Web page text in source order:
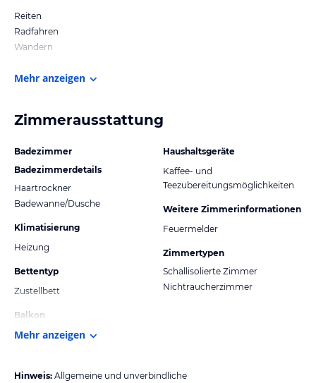
Reiten
Radfahren
Wandern
Mehr anzeigen
Zimmerausstattung
Badezimmer
Badezimmerdetails
Haartrockner
Badewanne/Dusche
Klimatisierung
Heizung
Bettentyp
Zustellbett
Balkon
Haushaltsgeräte
Kaffee- und
Teezubereitungsmöglichkeiten
Weitere Zimmerinformationen
Feuermelder
Zimmertypen
Schallisolierte Zimmer
Nichtraucherzimmer
Mehr anzeigen
Hinweis: Allgemeine und unverbindliche